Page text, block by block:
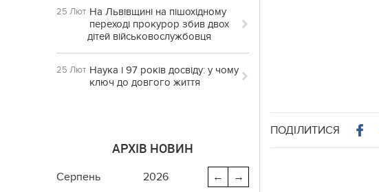
25 Лют На Львівщині на пішохідному
переході прокурор збив двох
дітей військовослужбовця
25 Лют Наука і 97 років досвіду: у чому
ключ до довгого життя
АРХІВ НОВИН
→
←
серпень
2026
ПОДІЛИТИСЯ